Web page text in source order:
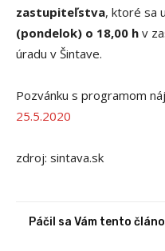
zastupiteľstva, ktoré sa
(pondelok) o 18,00 h v
úradu v Šintave.
Pozvánku s programom
25.5.2020
zdroj: sintava.sk
Páčil sa Vám tento